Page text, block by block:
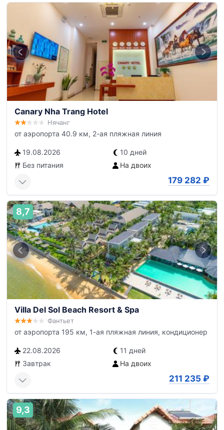
Canary Nha Trang Hotel
Нячанг
от аэропорта 40.9 км, 2-ая пляжная линия
19.08.2026
10 дней
Без питания
На двоих
179 282 ₽
8,7
Villa Del Sol Beach Resort & Spa
Фантьет
от аэропорта 195 км, 1-ая пляжная линия, кондиционер
22.08.2026
11 дней
Завтрак
На двоих
211 235 ₽
9,3